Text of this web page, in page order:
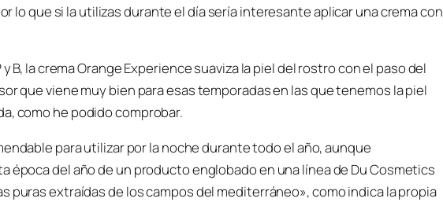
lo que si la utilizas durante el día sería interesante aplicar una crema con
B, la crema Orange Experience suaviza la piel del rostro con el paso del
que viene muy bien para esas temporadas en las que tenemos la piel
como he podido comprobar.
para utilizar por la noche durante todo el año, aunque
época del año de un producto englobado en una línea de Du Cosmetics
puras extraídas de los campos del mediterráneo», como indica la propia